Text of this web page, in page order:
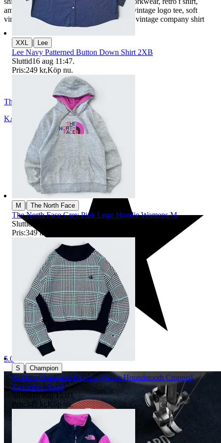
american vintage, minimalist graphic tee, vintage logo tee, soft
vintage tee, cobalt blue shirt, made in usa, vintage company shirt
TheNewStandard
KARLSTAD,Sverige
5.0
XXL | Lee
Lee Navy Patterned Button Down Shirt 2XB
Sluttid16 aug 11:47.
Pris:249 kr,Köp nu.
M | The North Face
The North Face Grey Pink Logo Hoodie Womens M
Sluttid
Pris:349 kr
S | Champion
Modern Champion Reverse Weave Houndstooth Cropped
Sweatshirt Small
Sluttid16 aug 15:03.
Pris:349 kr,Köp nu.